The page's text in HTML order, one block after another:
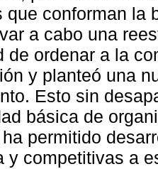
que conforman la
a cabo una
de ordenar a la
y planteó una
Esto sin
básica de
permitido
y competitivas a